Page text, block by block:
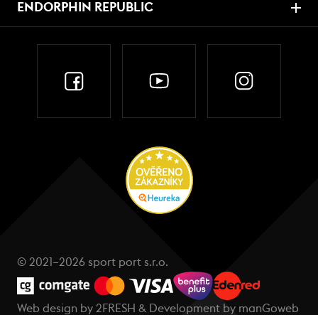
ENDORPHIN REPUBLIC
© 2021–2026 sport port s.r.o.
Web design by 2FRESH & Development by manGoweb